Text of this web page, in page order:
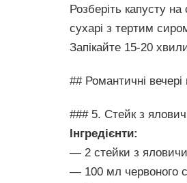
Розберіть капусту
сухарі з тертим
Запікайте 15-20
## Романтичні вечері
### 5. Стейк з
Інгредієнти:
— 2 стейки з
— 100 мл червоного